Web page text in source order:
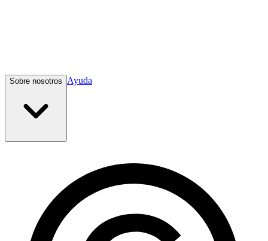
Sobre nosotros Ayuda